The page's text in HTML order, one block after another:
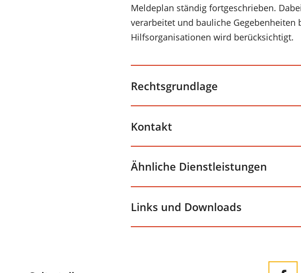
Meldeplan ständig fortgeschrieben.
verarbeitet und bauliche
Hilfsorganisationen wird berücksichtigt.
Rechtsgrundlage
Kontakt
Ähnliche Dienstleistungen
Links und Downloads